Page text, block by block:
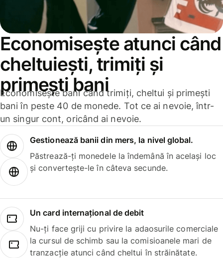
Economisește atunci când
cheltuiești, trimiți și
primești bani
Economisește bani când trimiți, cheltui și primești
bani în peste 40 de monede. Tot ce ai nevoie, într-
un singur cont, oricând ai nevoie.
Gestionează banii din mers, la nivel global.
Păstrează-ți monedele la îndemână în același loc
și convertește-le în câteva secunde.
Un card internațional de debit
Nu-ți face griji cu privire la adaosurile comerciale
la cursul de schimb sau la comisioanele mari de
tranzacție atunci când cheltui în străinătate.